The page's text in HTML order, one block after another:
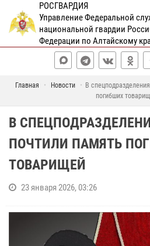
РОСГВАРДИЯ
Управление Федеральной
национальной гвардии
Федерации по Алтайскому
Главная Новости
В
погибших
В
ПОЧТИЛИ ПАМЯТЬ
ТОВАРИЩЕЙ
23 января 2026, 03:26